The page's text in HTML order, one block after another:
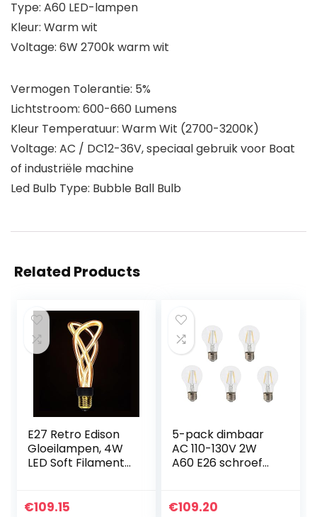
Type: A60 LED-lampen
Kleur: Warm wit
Voltage: 6W 2700k warm wit
Vermogen Tolerantie: 5%
Lichtstroom: 600-660 Lumens
Kleur Temperatuur: Warm Wit (2700-3200K)
Voltage: AC / DC12-36V, speciaal gebruik voor Boat
of industriële machine
Led Bulb Type: Bubble Ball Bulb
Related Products
E27 Retro Edison
Gloeilampen, 4W
LED Soft Filament
E27 Basis 2200k
€109.15
5-pack dimbaar
AC 110-130V 2W
A60 E26 schroef
gloeilampen
€109.20